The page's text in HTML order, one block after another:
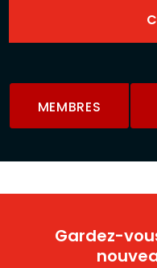
MEMBRES
Gardez-